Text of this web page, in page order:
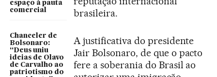
espaço à pauta
comercial
Chanceler de
Bolsonaro:
“Deus uniu
ideias de Olavo
de Carvalho ao
patriotismo do
brasileira.
A justificativa do presidente
Jair Bolsonaro, de que o pacto
fere a soberania do Brasil ao